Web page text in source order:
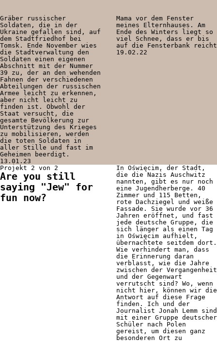
Gräber russischer
Soldaten, die in der
Ukraine gefallen sind, auf
dem Stadtfriedhof bei
Tomsk. Ende November wies
die Stadtverwaltung den
Soldaten einen eigenen
Abschnitt mit der Nummer
39 zu, der an den wehenden
Fahnen der verschiedenen
Abteilungen der russischen
Armee leicht zu erkennen,
aber nicht leicht zu
finden ist. Obwohl der
Staat versucht, die
gesamte Bevölkerung zur
Unterstützung des Krieges
zu mobilisieren, werden
die toten Soldaten in
aller Stille und fast im
Geheimen beerdigt.
13.01.23
Mama vor dem Fenster
meines Elternhauses. Am
Ende des Winters liegt so
viel Schnee, dass er bis
auf die Fensterbank reicht
19.02.22
Projekt 2 von 2
Are you still
saying "Jew" for
fun now?
In Oświęcim, der Stadt,
die die Nazis Auschwitz
nannten, gibt es nur noch
eine Jugendherberge. 40
Zimmer und 115 Betten,
rote Dachziegel und weiße
Fassade. Sie wurde vor 36
Jahren eröffnet, und fast
jede deutsche Gruppe, die
sich länger als einen Tag
in Oświęcim aufhielt,
übernachtete seitdem dort.
Wie verhindert man, dass
die Erinnerung daran
verblasst, wie die Jahre
zwischen der Vergangenheit
und der Gegenwart
verrutscht sind? Wo, wenn
nicht hier, können wir die
Antwort auf diese Frage
finden. Ich und der
Journalist Jonah Lemm sind
mit einer Gruppe deutscher
Schüler nach Polen
gereist, um diesen ganz
besonderen Ort zu